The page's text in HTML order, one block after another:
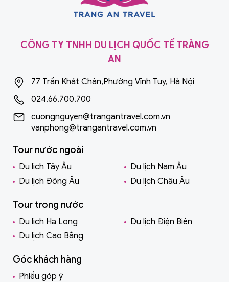
CÔNG TY TNHH DU LỊCH QUỐC TẾ TRÀNG
AN
77 Trần Khát Chân,Phường Vĩnh Tuy, Hà Nội
024.66.700.700
cuongnguyen@trangantravel.com.vn
vanphong@trangantravel.com.vn
Tour nước ngoài
Du lịch Tây Âu
Du lịch Nam Âu
Du lịch Đông Âu
Du lịch Châu Âu
Tour trong nước
Du lịch Hạ Long
Du lịch Điện Biên
Du lịch Cao Bằng
Góc khách hàng
Phiếu góp ý